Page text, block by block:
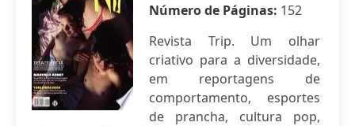
Número de Páginas: 152
Revista Trip. Um olhar
criativo para a diversidade,
em reportagens de
comportamento, esportes
de prancha, cultura pop,